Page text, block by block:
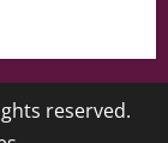
reserved.